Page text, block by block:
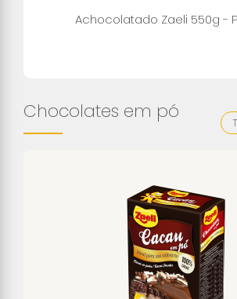
Achocolatado Zaeli 550g -
Chocolates em pó